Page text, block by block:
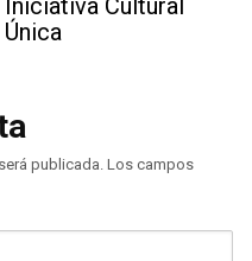
Iniciativa Cultural
Única
publicada. Los campos